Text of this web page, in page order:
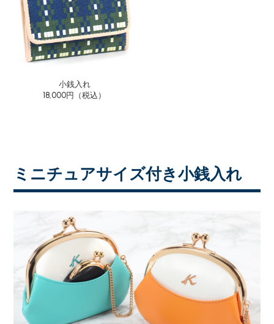
小銭入れ
18,000円（税込）
ミニチュアサイズ付き小銭入れ